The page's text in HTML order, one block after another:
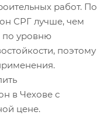
работ. По
СРГ лучше, чем
по уровню
поэтому
в Чехове с
цене.